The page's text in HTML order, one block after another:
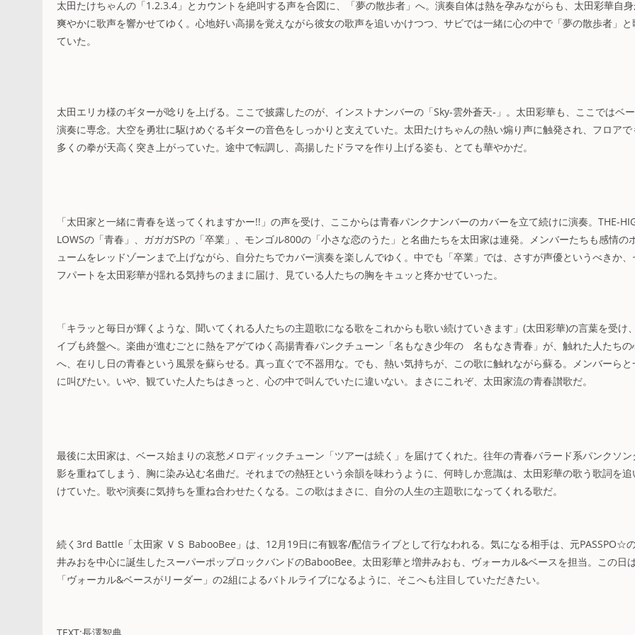
太田たけちゃんの「1.2.3.4」とカウントを絶叫する声を合図に、「夢の散歩者」へ。演奏自体は熱を孕みながらも、太田彩華自
爽やかに歌声を響かせてゆく。心地好い高揚を覚えながら彼女の歌声を追いかけつつ、サビでは一緒に心の中で「夢の散歩者」と
ていた。
太田エリカ様のギターが唸りを上げる。ここで披露したのが、インストナンバーの「Sky-雲外蒼天-」。太田彩華も、ここではベ
演奏に専念。大空を勇壮に駆けめぐるギターの音色をしっかりと支えていた。太田たけちゃんの熱い煽り声に触発され、フロアで
多くの拳が天高く突き上がっていた。途中で転調し、高揚したドラマを作り上げる姿も、とても華やかだ。
「太田家と一緒に青春を送ってくれますかー!!」の声を受け、ここからは青春パンクナンバーのカバーを立て続けに演奏。THE-
LOWSの「青春」、ガガガSPの「卒業」、モンゴル800の「小さな恋のうた」と名曲たちを太田家は連発。メンバーたちも感情の
ュームをレッドゾーンまで上げながら、自分たちでカバー演奏を楽しんでゆく。中でも「卒業」では、さすが声優というべきか、
フパートを太田彩華が揺れる気持ちのままに届け、見ている人たちの胸をキュッと疼かせていった。
「キラッと毎日が輝くような、聞いてくれる人たちの主題歌になる歌をこれからも歌い続けていきます」(太田彩華)の言葉を受け
イブも終盤へ。楽曲が進むごとに熱をアゲてゆく高揚青春パンクチューン「名もなき少年の 名もなき青春」が、触れた人たちの
へ、在りし日の青春という風景を蘇らせる。真っ直ぐで不器用な。でも、熱い気持ちが、この歌に触れながら蘇る。メンバーらと
に叫びたい。いや、観ていた人たちはきっと、心の中で叫んでいたに違いない。まさにこれぞ、太田家流の青春讃歌だ。
最後に太田家は、ベース始まりの哀愁メロディックチューン「ツアーは続く」を届けてくれた。往年の青春バラード系パンクソン
影を重ねてしまう、胸に染み込む名曲だ。それまでの熱狂という余韻を味わうように、何時しか意識は、太田彩華の歌う歌詞を追
けていた。歌や演奏に気持ちを重ね合わせたくなる。この歌はまさに、自分の人生の主題歌になってくれる歌だ。
続く3rd Battle「太田家 ＶＳ BabooBee」は、12月19日に有観客/配信ライブとして行なわれる。気になる相手は、元PASSPO☆
井みおを中心に誕生したスーパーポップロックバンドのBabooBee。太田彩華と増井みおも、ヴォーカル&ベースを担当。この日は
「ヴォーカル&ベースがリーダー」の2組によるバトルライブになるように、そこへも注目していただきたい。